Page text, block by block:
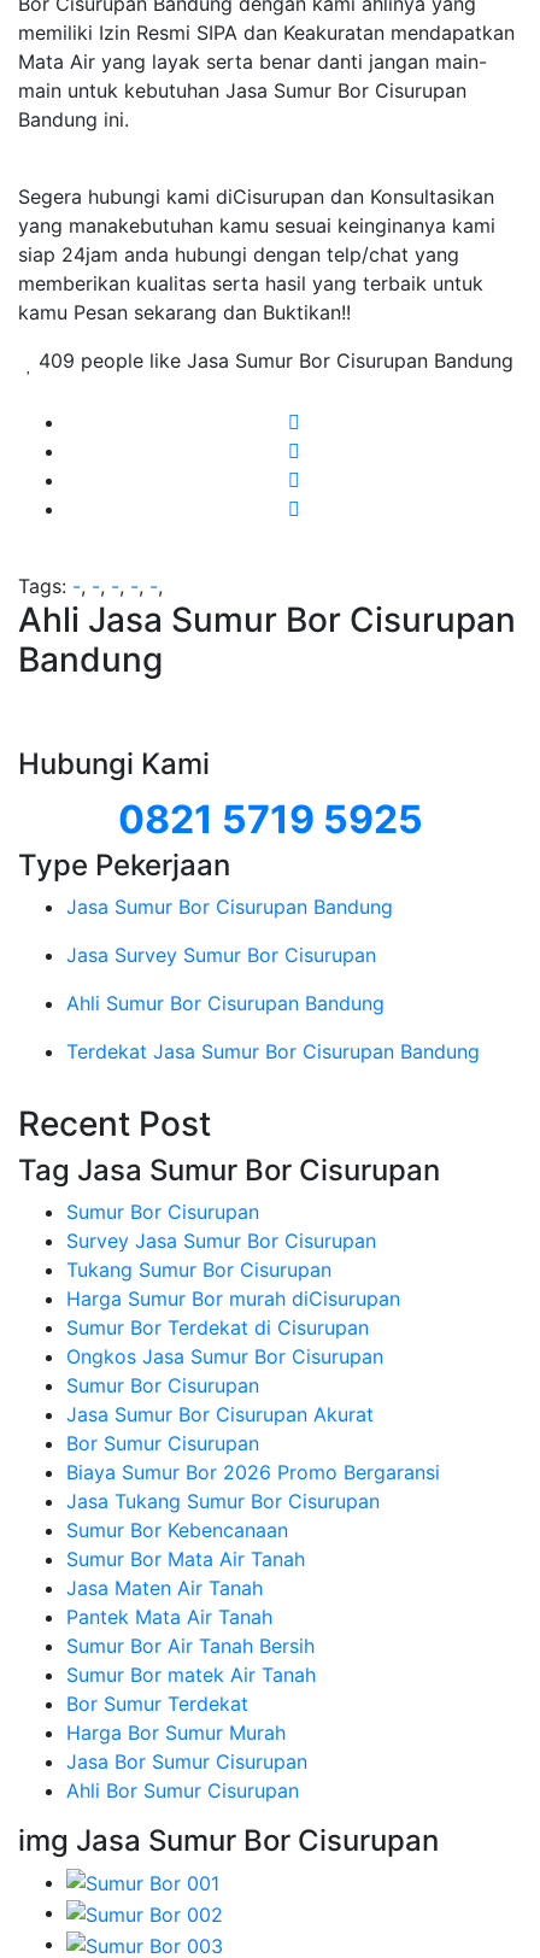
memiliki Izin Resmi SIPA dan Keakuratan mendapatkan
Mata Air yang layak serta benar danti jangan main-
main untuk kebutuhan Jasa Sumur Bor Cisurupan
Bandung ini.
Segera hubungi kami diCisurupan dan Konsultasikan
yang manakebutuhan kamu sesuai keinginanya kami
siap 24jam anda hubungi dengan telp/chat yang
memberikan kualitas serta hasil yang terbaik untuk
kamu Pesan sekarang dan Buktikan!!
409 people like Jasa Sumur Bor Cisurupan Bandung
Tags: -, -, -, -, -,
Ahli Jasa Sumur Bor Cisurupan
Bandung
Hubungi Kami
0821 5719 5925
Type Pekerjaan
Jasa Sumur Bor Cisurupan Bandung
Jasa Survey Sumur Bor Cisurupan
Ahli Sumur Bor Cisurupan Bandung
Terdekat Jasa Sumur Bor Cisurupan Bandung
Recent Post
Tag Jasa Sumur Bor Cisurupan
Sumur Bor Cisurupan
Survey Jasa Sumur Bor Cisurupan
Tukang Sumur Bor Cisurupan
Harga Sumur Bor murah diCisurupan
Sumur Bor Terdekat di Cisurupan
Ongkos Jasa Sumur Bor Cisurupan
Sumur Bor Cisurupan
Jasa Sumur Bor Cisurupan Akurat
Bor Sumur Cisurupan
Biaya Sumur Bor 2026 Promo Bergaransi
Jasa Tukang Sumur Bor Cisurupan
Sumur Bor Kebencanaan
Sumur Bor Mata Air Tanah
Jasa Maten Air Tanah
Pantek Mata Air Tanah
Sumur Bor Air Tanah Bersih
Sumur Bor matek Air Tanah
Bor Sumur Terdekat
Harga Bor Sumur Murah
Jasa Bor Sumur Cisurupan
Ahli Bor Sumur Cisurupan
img Jasa Sumur Bor Cisurupan